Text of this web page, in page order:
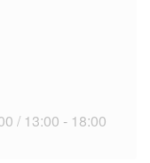
/ 13:00 - 18:00